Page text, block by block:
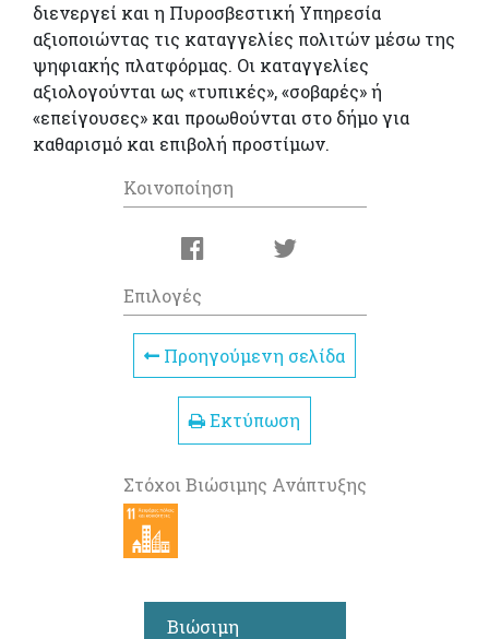
διενεργεί και η Πυροσβεστική Υπηρεσία
αξιοποιώντας τις καταγγελίες πολιτών μέσω της
ψηφιακής πλατφόρμας. Οι καταγγελίες
αξιολογούνται ως «τυπικές», «σοβαρές» ή
«επείγουσες» και προωθούνται στο δήμο για
καθαρισμό και επιβολή προστίμων.
Κοινοποίηση
Επιλογές
Προηγούμενη σελίδα
Εκτύπωση
Στόχοι Βιώσιμης Ανάπτυξης
Βιώσιμη